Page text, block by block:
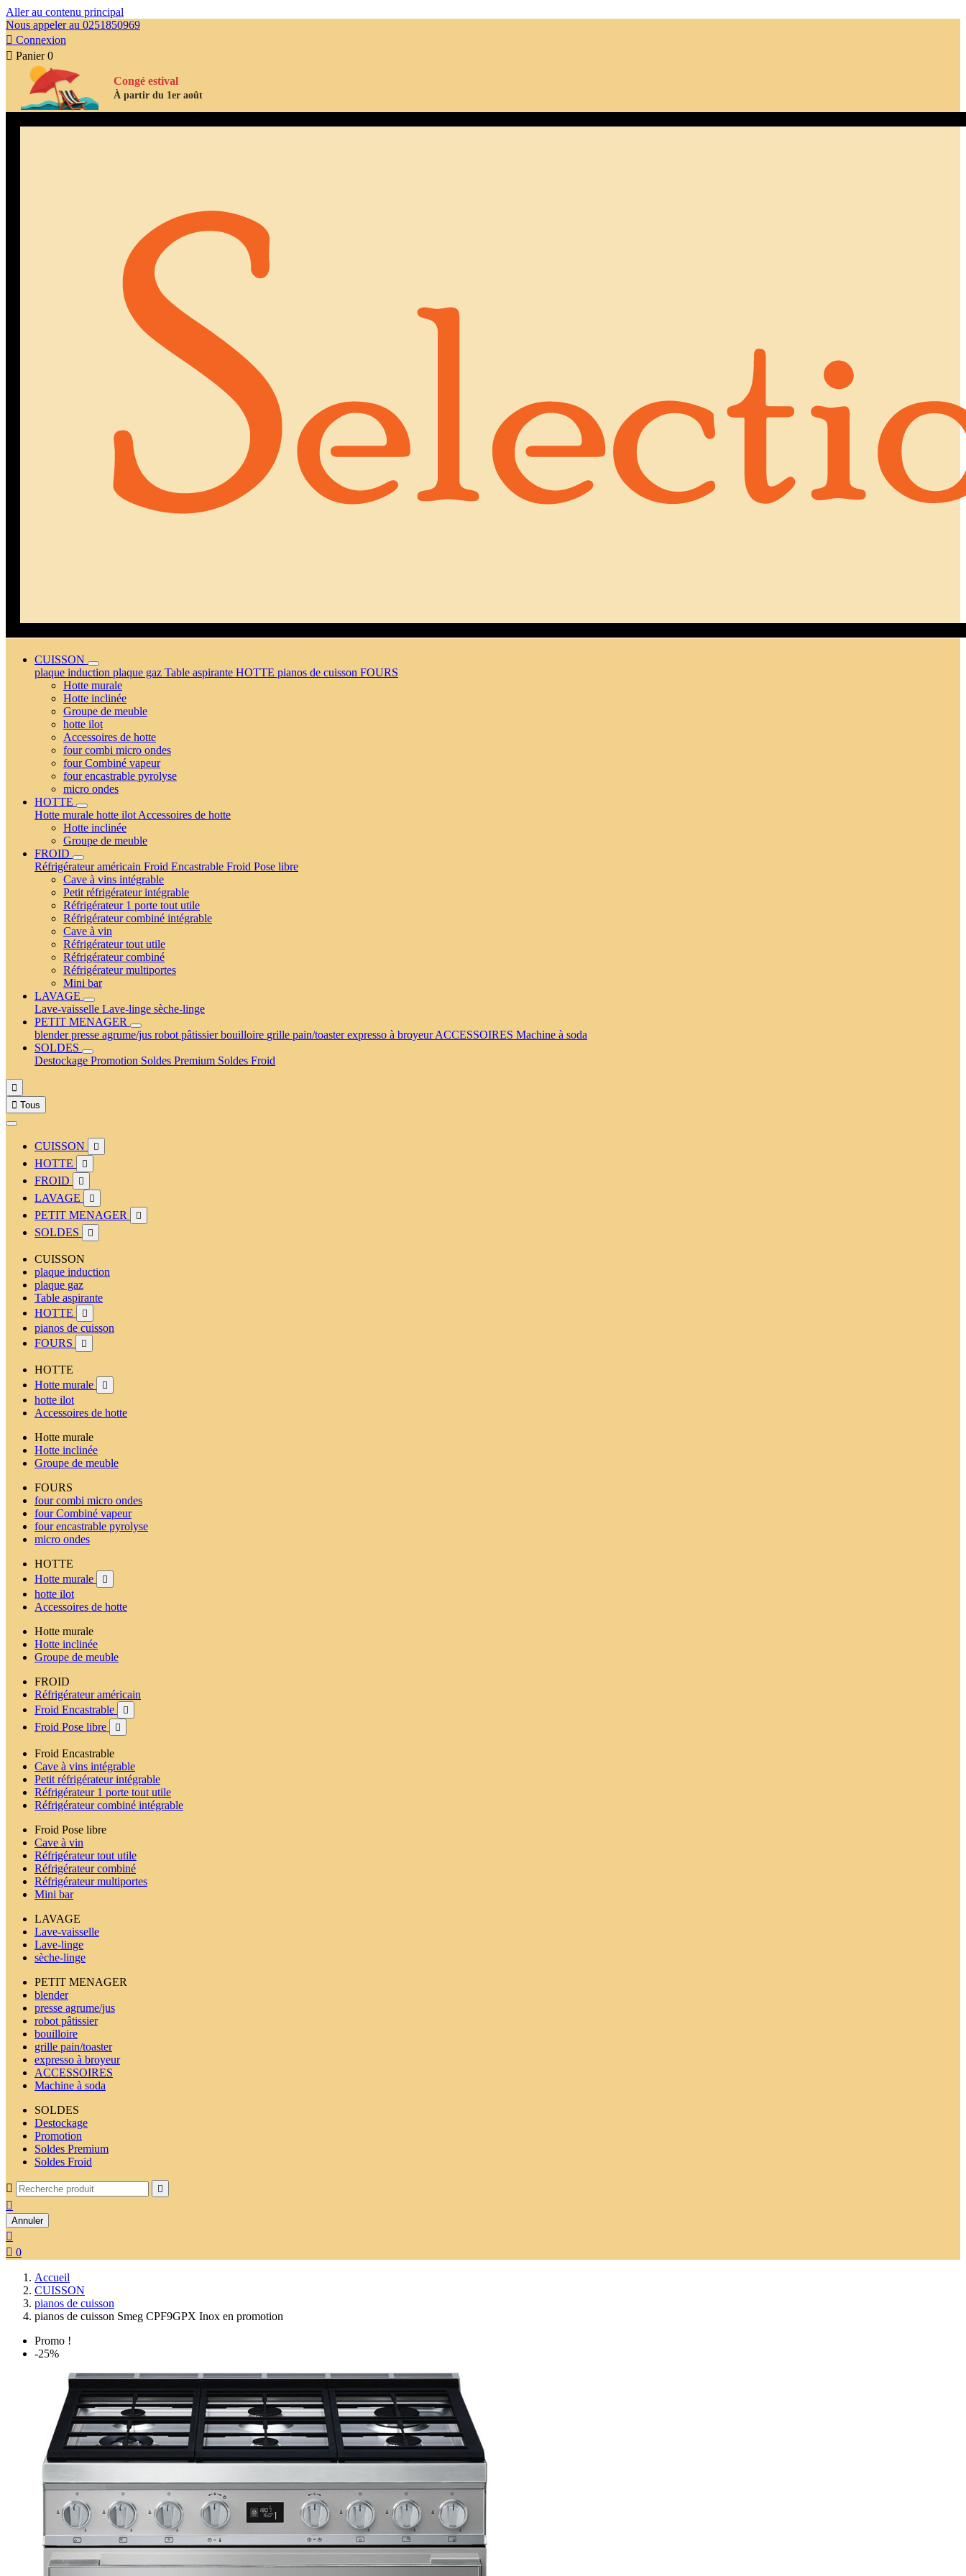
Aller au contenu principal
Nous appeler au 0251850969
 Connexion
 Panier 0
Congé estival
À partir du 1er août
CUISSON
plaque induction plaque gaz Table aspirante HOTTE pianos de cuisson FOURS
Hotte murale
Hotte inclinée
Groupe de meuble
hotte ilot
Accessoires de hotte
four combi micro ondes
four Combiné vapeur
four encastrable pyrolyse
micro ondes
HOTTE
Hotte murale hotte ilot Accessoires de hotte
Hotte inclinée
Groupe de meuble
FROID
Réfrigérateur américain Froid Encastrable Froid Pose libre
Cave à vins intégrable
Petit réfrigérateur intégrable
Réfrigérateur 1 porte tout utile
Réfrigérateur combiné intégrable
Cave à vin
Réfrigérateur tout utile
Réfrigérateur combiné
Réfrigérateur multiportes
Mini bar
LAVAGE
Lave-vaisselle Lave-linge sèche-linge
PETIT MENAGER
blenderpresse agrume/jus robot pâtissierbouilloire grille pain/toasterexpresso à broyeurACCESSOIRES Machine à soda
SOLDES
Destockage Promotion Soldes Premium Soldes Froid

 Tous
CUISSON 
HOTTE 
FROID 
LAVAGE 
PETIT MENAGER 
SOLDES 
CUISSON
plaque induction
plaque gaz
Table aspirante
HOTTE

pianos de cuisson
FOURS

HOTTE
Hotte murale

hotte ilot
Accessoires de hotte
Hotte murale
Hotte inclinée
Groupe de meuble
FOURS
four combi micro ondes
four Combiné vapeur
four encastrable pyrolyse
micro ondes
HOTTE
Hotte murale

hotte ilot
Accessoires de hotte
Hotte murale
Hotte inclinée
Groupe de meuble
FROID
Réfrigérateur américain
Froid Encastrable

Froid Pose libre 
Froid Encastrable
Cave à vins intégrable
Petit réfrigérateur intégrable
Réfrigérateur 1 porte tout utile
Réfrigérateur combiné intégrable
Froid Pose libre
Cave à vin
Réfrigérateur tout utile
Réfrigérateur combiné
Réfrigérateur multiportes
Mini bar
LAVAGE
Lave-vaisselle
Lave-linge
sèche-linge
PETIT MENAGER
blender
presse agrume/jus
robot pâtissier
bouilloire
grille pain/toaster
expresso à broyeur
ACCESSOIRES
Machine à soda
SOLDES
Destockage
Promotion
Soldes Premium
Soldes Froid
 

Annuler

 0
Accueil
CUISSON
pianos de cuisson
pianos de cuisson Smeg CPF9GPX Inox en promotion
Promo !
-25%